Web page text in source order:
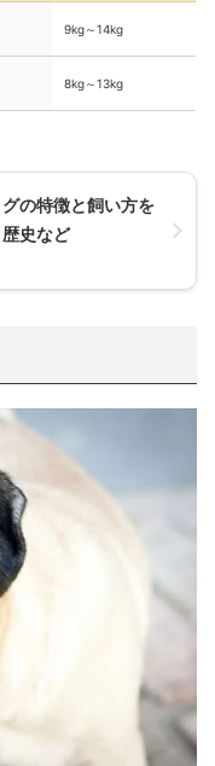
9kg～14kg
8kg～13kg
の特徴と飼い方を
史など